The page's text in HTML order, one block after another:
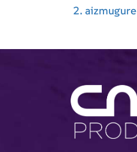
2. aizmugure